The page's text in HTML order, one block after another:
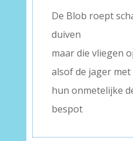
De Blob roept
duiven
maar die vliegen
alsof de jager
hun onmetelijke
bespot